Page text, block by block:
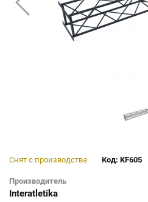
Снят с производства Код: KF605
Производитель
Interatletika